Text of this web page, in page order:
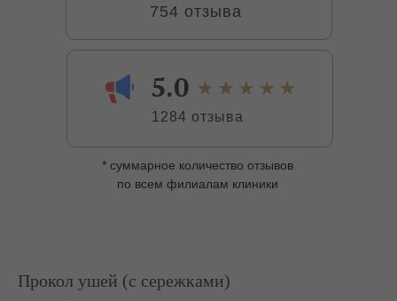
754 отзыва
1284 отзыва
5.0
* суммарное количество отзывов
по всем филиалам клиники
Прокол ушей (с сережками)